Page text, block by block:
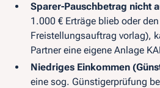
Sparer-Pauschbetrag nicht
1.000 € Erträge blieb oder
Freistellungsauftrag vorlag),
Partner eine eigene Anlage
Niedriges Einkommen
eine sog. Günstigerprüfung